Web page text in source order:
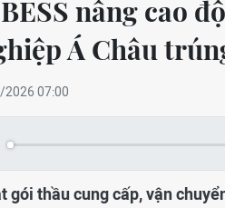
nâng cao
Á Châu
07:00
gói thầu cung cấp, vận